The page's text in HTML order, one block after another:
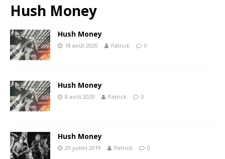
Hush Money
Hush Money
18 août 2020 Patrick 0
Hush Money
8 août 2020 Patrick 0
Hush Money
29 juillet 2019 Patrick 0